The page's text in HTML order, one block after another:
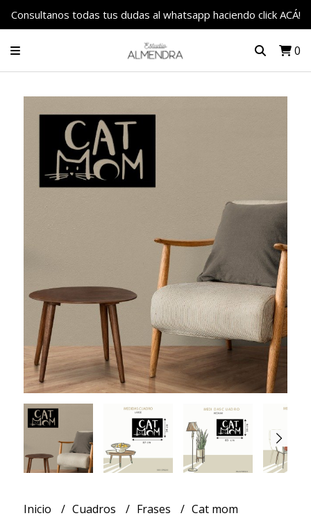
Consultanos todas tus dudas al whatsapp haciendo click ACÁ!
0
Inicio Cuadros Frases Cat mom